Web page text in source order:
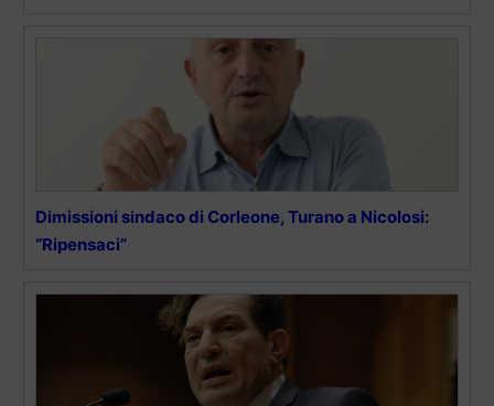
Dimissioni sindaco di Corleone, Turano a Nicolosi:
“Ripensaci”